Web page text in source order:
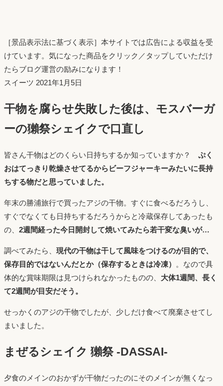
［景品表示法に基づく表示］本サイトでは広告による収益を受
けています。気になった商品をクリック／タップしていただけ
たらブログ運営の励みになります！
スイーツ 投
日：
2021年1月5日
干物を腐らせ失敗した後は、モスバーガ
ーの獺祭シェイクで口直し
皆さん干物はどのくらい日持ちするか知っていますか？ ぷく
おはてっきり乾燥させてるからビーフジャーキーみたいに長持
ちする物だと思っていました。
年末の勝浦旅行で買ったアジの干物。すぐに食べるだろうし、
すぐでなくても日持ちするだろうからと冷蔵保存してあったも
の、 2週間経った今日開封して焼いてみたら若干変な臭いが…
調べてみたら、 現代の干物は干して風味をつけるのが目的で、
保存目的ではないんだとか（保存するときは冷凍）
。なので具
体的な賞味期限は見つけられなかったものの、 大体1週間、長く
て2週間が目安だそう。
せっかくのアジの干物でしたが、少しだけ食べて廃棄させてし
まいました。
まぜるシェイク 獺祭 -DASSAI-
夕食のメインのおかずが干物だったのにそのメインが無くなっ